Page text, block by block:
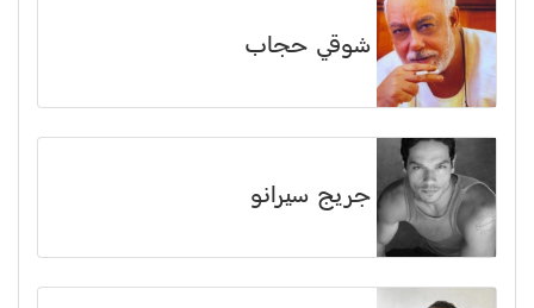
شوقي حجاب
جريج سيرانو